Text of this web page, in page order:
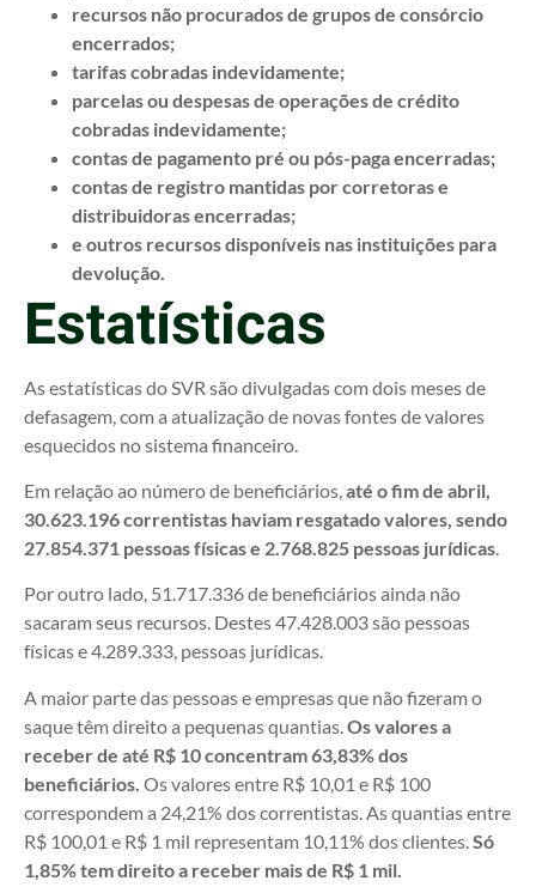
recursos não procurados de grupos de consórcio
encerrados;
tarifas cobradas indevidamente;
parcelas ou despesas de operações de crédito
cobradas indevidamente;
contas de pagamento pré ou pós-paga encerradas;
contas de registro mantidas por corretoras e
distribuidoras encerradas;
e outros recursos disponíveis nas instituições para
devolução.
Estatísticas
As estatísticas do SVR são divulgadas com dois meses de
defasagem, com a atualização de novas fontes de valores
esquecidos no sistema financeiro.
Em relação ao número de beneficiários,até o fim de abril,
30.623.196 correntistas haviam resgatado valores, sendo
27.854.371 pessoas físicas e 2.768.825 pessoas jurídicas.
Por outro lado, 51.717.336 de beneficiários ainda não
sacaram seus recursos. Destes 47.428.003 são pessoas
físicas e 4.289.333, pessoas jurídicas.
A maior parte das pessoas e empresas que não fizeram o
saque têm direito a pequenas quantias. Os valores a
receber de até R$ 10 concentram 63,83% dos
beneficiários. Os valores entre R$ 10,01 e R$ 100
correspondem a 24,21% dos correntistas. As quantias entre
R$ 100,01 e R$ 1 mil representam 10,11% dos clientes. Só
1,85% tem direito a receber mais de R$ 1 mil.